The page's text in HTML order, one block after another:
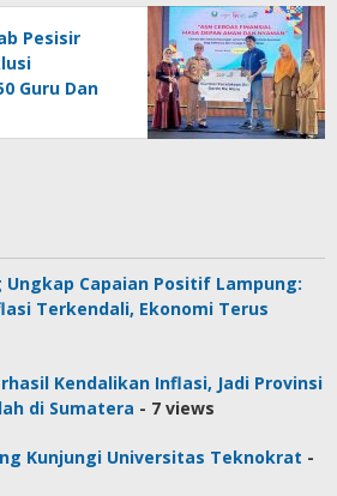
Pesisir
Guru Dan
Ungkap Capaian Positif Lampung:
Terkendali, Ekonomi Terus
Kendalikan Inflasi, Jadi Provinsi
di Sumatera - 7 views
Kunjungi Universitas Teknokrat -